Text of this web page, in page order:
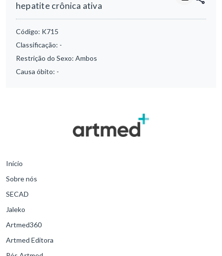
hepatite crônica ativa
Código: K715
Classificação: -
Restrição do Sexo: Ambos
Causa óbito: -
Início
Sobre nós
SECAD
Jaleko
Artmed360
Artmed Editora